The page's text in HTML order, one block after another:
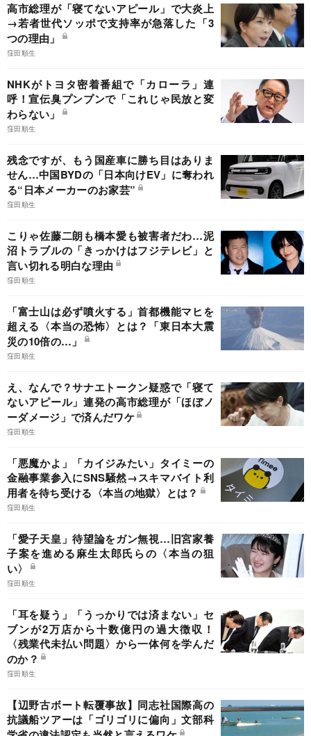
高市総理が「寝てないアピール」で大炎上
→若者世代ソッポで支持率が急落した「3
つの理由」
窪田順生
NHKがトヨタ密着番組で「カローラ」連
呼！宣伝臭プンプンで「これじゃ民放と変
わらない」
窪田順生
残念ですが、もう国産車に勝ち目はありま
せん…中国BYDの「日本向けEV」に奪われ
る“日本メーカーのお家芸”
窪田順生
こりゃ佐藤二朗も橋本愛も被害者だわ…泥
沼トラブルの「きっかけはフジテレビ」と
言い切れる明白な理由
窪田順生
「富士山は必ず噴火する」首都機能マヒを
超える〈本当の恐怖〉とは？「東日本大震
災の10倍の…」
窪田順生
え、なんで？サナエトークン疑惑で「寝て
ないアピール」連発の高市総理が「ほぼノ
ーダメージ」で済んだワケ
窪田順生
「悪魔かよ」「カイジみたい」タイミーの
金融事業参入にSNS騒然→スキマバイト利
用者を待ち受ける〈本当の地獄〉とは？
窪田順生
「愛子天皇」待望論をガン無視…旧宮家養
子案を進める麻生太郎氏らの〈本当の狙
い〉
窪田順生
「耳を疑う」「うっかりでは済まない」セ
ブンが2万店から十数億円の過大徴収！
〈残業代未払い問題〉から一体何を学んだ
のか？
窪田順生
【辺野古ボート転覆事故】同志社国際高の
抗議船ツアーは「ゴリゴリに偏向」文部科